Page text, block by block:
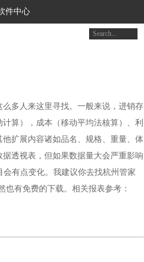
件中心
多人来这里寻找。一般来说，进销存
算），成本（移动平均法核算）、利
扩展内容诸如品名、规格、重量、体
透视表，但如果数据量大会严重影响
有点变化。我建议你去找杭州管家
有免费的下载。相关报表参考：